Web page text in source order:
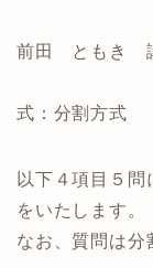
質
前田 ともき
式：分割方式
以下４項目５
をいたします。
なお、質問は分